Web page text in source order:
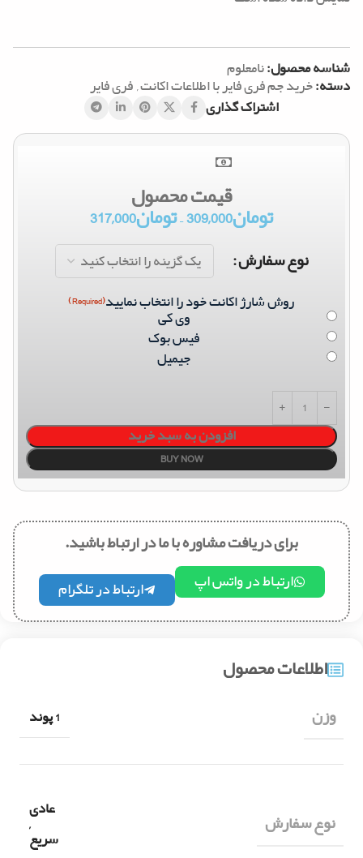
شناسه محصول:نامعلوم
دسته:خرید جم فری فایر با اطلاعات اکانت,فری فایر
اشتراک گذاری
قیمت محصول
تومان309,000
–تومان317,000
نوع سفارش
روش شارژ اکانت خود را انتخاب نمایید(Required)
وی کی
فیس بوک
جیمیل
افزودن به سبد خرید
BUY NOW
برای دریافت مشاوره با ما در ارتباط باشید.
ارتباط در واتس اپ ارتباط در تلگرام
اطلاعات محصول
وزن 1 پوند
نوع سفارش
عادی
,
سریع